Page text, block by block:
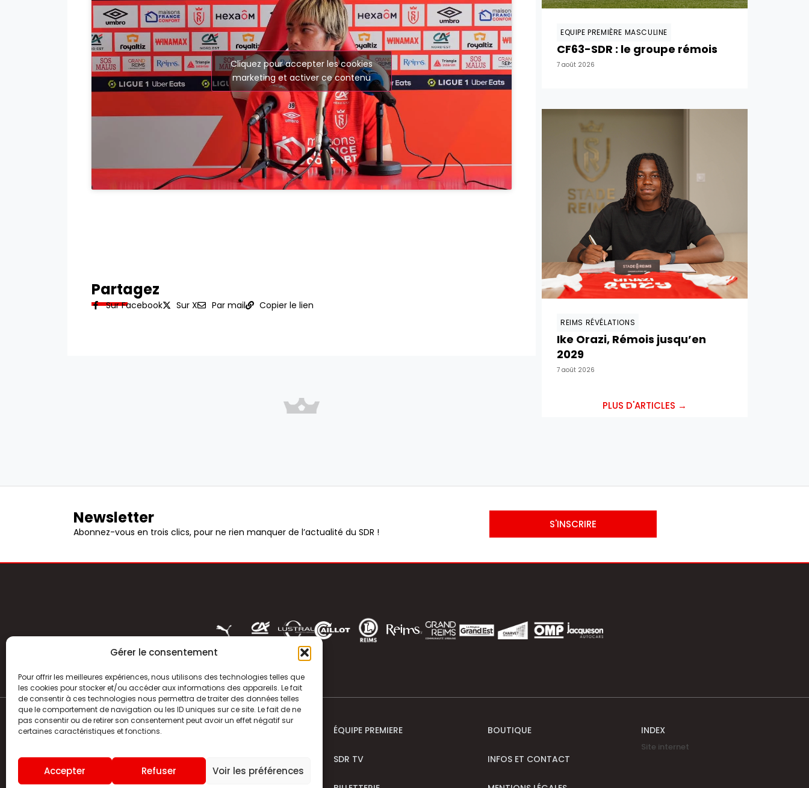
Gérer le consentement
Pour offrir les meilleures expériences, nous utilisons des technologies telles que
les cookies pour stocker et/ou accéder aux informations des appareils. Le fait
de consentir à ces technologies nous permettra de traiter des données telles
que le comportement de navigation ou les ID uniques sur ce site. Le fait de ne
pas consentir ou de retirer son consentement peut avoir un effet négatif sur
certaines caractéristiques et fonctions.
Accepter Refuser Voir les préférences
Cliquez pour accepter les cookies
marketing et activer ce contenu
Partagez
Sur Facebook Sur X Par mail Copier le lien
EQUIPE PREMIÈRE MASCULINE
CF63-SDR : le groupe rémois
7 août 2026
REIMS RÉVÉLATIONS
Ike Orazi, Rémois jusqu’en
2029
7 août 2026
PLUS D'ARTICLES →
Newsletter
Abonnez-vous en trois clics, pour ne rien manquer de l’actualité du SDR !
S'INSCRIRE
HISTOIRE
ÉQUIPE PREMIERE
SDR TV
BOUTIQUE
INFOS ET CONTACT
INDEX
Site internet